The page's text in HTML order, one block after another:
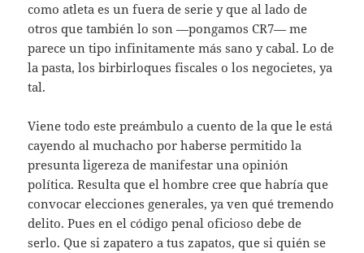
como atleta es un fuera de serie y que al lado de
otros que también lo son —pongamos CR7— me
parece un tipo infinitamente más sano y cabal. Lo de
la pasta, los birbirloques fiscales o los negocietes, ya
tal.
Viene todo este preámbulo a cuento de la que le está
cayendo al muchacho por haberse permitido la
presunta ligereza de manifestar una opinión
política. Resulta que el hombre cree que habría que
convocar elecciones generales, ya ven qué tremendo
delito. Pues en el código penal oficioso debe de
serlo. Que si zapatero a tus zapatos, que si quién se